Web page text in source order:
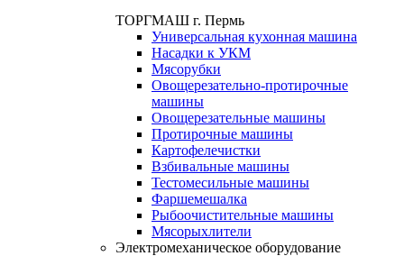
ТОРГМАШ г. Пермь
Универсальная кухонная машина
Насадки к УКМ
Мясорубки
Овощерезательно-протирочные
машины
Овощерезательные машины
Протирочные машины
Картофелечистки
Взбивальные машины
Тестомесильные машины
Фаршемешалка
Рыбоочистительные машины
Мясорыхлители
Электромеханическое оборудование